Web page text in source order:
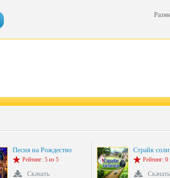
Песня на Рождество
Рейтинг: 5 из 5
Скачать
Страйк
Рейтинг: 0
Скачать